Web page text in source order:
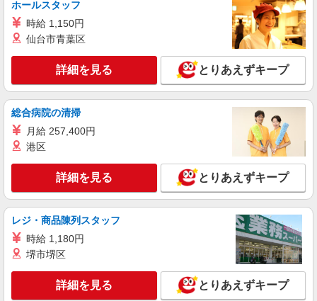
キープ 詳細を見る
派遣社員
日研トータルソーシング株式会社（お仕事No.10A599）
自動車の組立・溶接・塗装・検査・部品供給な
ど
月給270000円 別途交通費支給 ＜月収＞
358000円以上可 月給270000円＋休出2165円×16H
＋深夜433円×30H＋交替手当41000円
キープ 詳細を見る
派遣社員
株式会社綜合キャリアオプション（1314VJ0805G68★85-S-T2）
自動車シートの組立・目視検査/日払いOK
キープ 詳細を見る
ホールスタッフ
時給 1,150円
仙台市青葉区
詳細を見る とりあえずキープ
総合病院の清掃
月給 257,400円
港区
詳細を見る とりあえずキープ
レジ・商品陳列スタッフ
時給 1,180円
堺市堺区
詳細を見る とりあえずキープ